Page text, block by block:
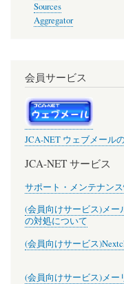
Sources
Aggregator
会員サービス
JCA-NET ウェブメール
JCA-NET サービス
サポート・メンテナン
(会員向けサービス)メー
の対処について
(会員向けサービス
(会員向けサービス)メー